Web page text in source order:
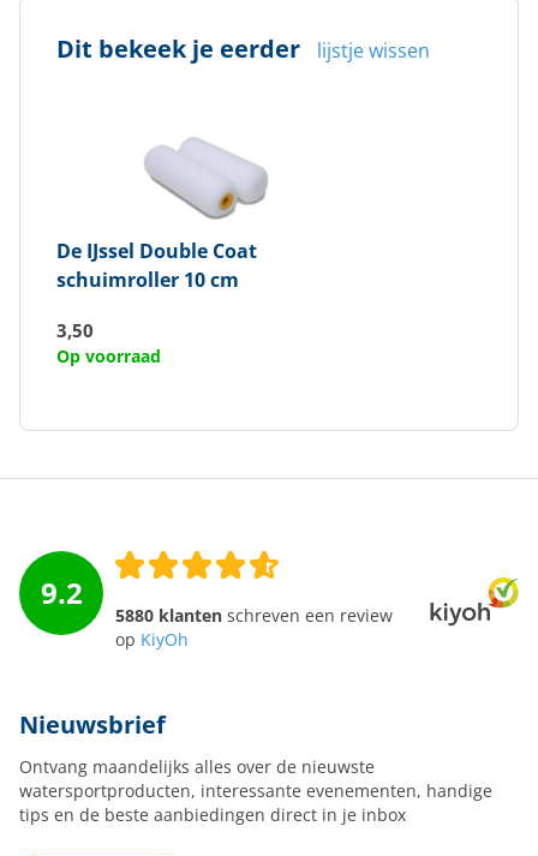
Dit bekeek je eerder lijstje wissen
De IJssel Double Coat
schuimroller 10 cm
3,50
Op voorraad
9.2
5880 klanten schreven een review
op KiyOh
Nieuwsbrief
Ontvang maandelijks alles over de nieuwste
watersportproducten, interessante evenementen, handige
tips en de beste aanbiedingen direct in je inbox